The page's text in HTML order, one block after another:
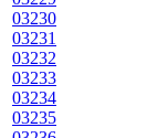
03230
03231
03232
03233
03234
03235